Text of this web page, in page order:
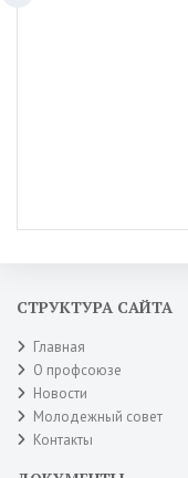
СТРУКТУРА САЙТА
Главная
О профсоюзе
Новости
Молодежный совет
Контакты